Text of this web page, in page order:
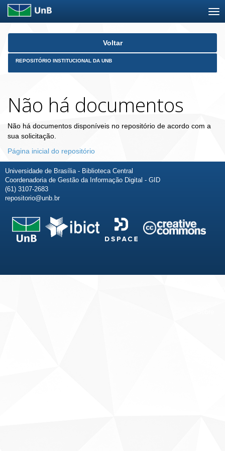
Skip
Voltar
REPOSITÓRIO INSTITUCIONAL DA UNB
Não há documentos
Não há documentos disponíveis no repositório de acordo com a
sua solicitação.
Página inicial do repositório
Universidade de Brasília - Biblioteca Central
Coordenadoria de Gestão da Informação Digital - GID
(61) 3107-2683
repositorio@unb.br